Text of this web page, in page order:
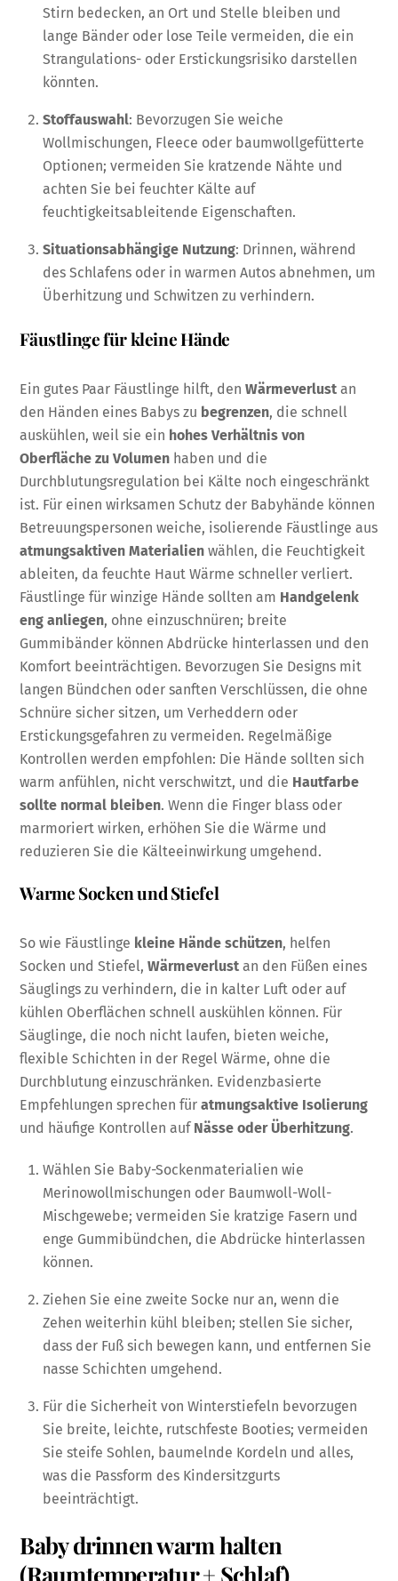
Stirn bedecken, an Ort und Stelle bleiben und
lange Bänder oder lose Teile vermeiden, die ein
Strangulations- oder Erstickungsrisiko darstellen
könnten.
Stoffauswahl: Bevorzugen Sie weiche
Wollmischungen, Fleece oder baumwollgefütterte
Optionen; vermeiden Sie kratzende Nähte und
achten Sie bei feuchter Kälte auf
feuchtigkeitsableitende Eigenschaften.
Situationsabhängige Nutzung: Drinnen, während
des Schlafens oder in warmen Autos abnehmen, um
Überhitzung und Schwitzen zu verhindern.
Fäustlinge für kleine Hände
Ein gutes Paar Fäustlinge hilft, denWärmeverlust an
den Händen eines Babys zu begrenzen, die schnell
auskühlen, weil sie ein hohes Verhältnis von
Oberfläche zu Volumen haben und die
Durchblutungsregulation bei Kälte noch eingeschränkt
ist. Für einen wirksamen Schutz der Babyhände können
Betreuungspersonen weiche, isolierende Fäustlinge aus
atmungsaktiven Materialien wählen, die Feuchtigkeit
ableiten, da feuchte Haut Wärme schneller verliert.
Fäustlinge für winzige Hände sollten am Handgelenk
eng anliegen, ohne einzuschnüren; breite
Gummibänder können Abdrücke hinterlassen und den
Komfort beeinträchtigen. Bevorzugen Sie Designs mit
langen Bündchen oder sanften Verschlüssen, die ohne
Schnüre sicher sitzen, um Verheddern oder
Erstickungsgefahren zu vermeiden. Regelmäßige
Kontrollen werden empfohlen: Die Hände sollten sich
warm anfühlen, nicht verschwitzt, und die Hautfarbe
sollte normal bleiben. Wenn die Finger blass oder
marmoriert wirken, erhöhen Sie die Wärme und
reduzieren Sie die Kälteeinwirkung umgehend.
Warme Socken und Stiefel
So wie Fäustlinge kleine Hände schützen, helfen
Socken und Stiefel,Wärmeverlust an den Füßen eines
Säuglings zu verhindern, die in kalter Luft oder auf
kühlen Oberflächen schnell auskühlen können. Für
Säuglinge, die noch nicht laufen, bieten weiche,
flexible Schichten in der Regel Wärme, ohne die
Durchblutung einzuschränken. Evidenzbasierte
Empfehlungen sprechen füratmungsaktive Isolierung
und häufige Kontrollen auf Nässe oder Überhitzung.
Wählen Sie Baby-Sockenmaterialien wie
Merinowollmischungen oder Baumwoll-Woll-
Mischgewebe; vermeiden Sie kratzige Fasern und
enge Gummibündchen, die Abdrücke hinterlassen
können.
Ziehen Sie eine zweite Socke nur an, wenn die
Zehen weiterhin kühl bleiben; stellen Sie sicher,
dass der Fuß sich bewegen kann, und entfernen Sie
nasse Schichten umgehend.
Für die Sicherheit von Winterstiefeln bevorzugen
Sie breite, leichte, rutschfeste Booties; vermeiden
Sie steife Sohlen, baumelnde Kordeln und alles,
was die Passform des Kindersitzgurts
beeinträchtigt.
Baby drinnen warm halten
(Raumtemperatur + Schlaf)